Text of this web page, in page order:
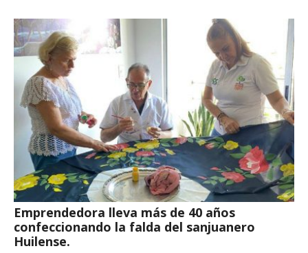
Emprendedora lleva más de 40 años
confeccionando la falda del sanjuanero
Huilense.